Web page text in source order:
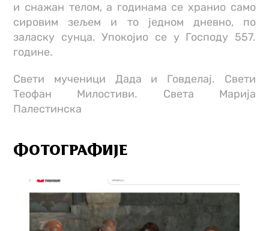
и снажан телом, а годинама се хранио само
сировим зељем и то једном дневно, по
заласку сунца. Упокојио се у Господу 557.
године.
Свети мученици Дада и Говделај. Свети
Теофан Милостиви. Света Марија
Палестинска
ФОТОГРАФИЈЕ